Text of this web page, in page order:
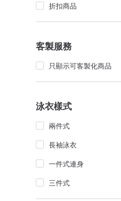
折扣商品
客製服務
只顯示可客製化商品
泳衣樣式
兩件式
長袖泳衣
一件式連身
三件式